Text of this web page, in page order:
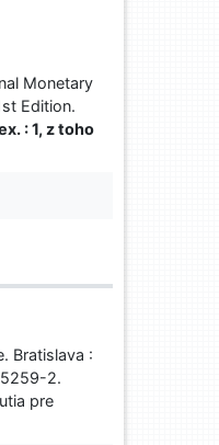
Monetary
Edition.
: 1, z toho
Bratislava :
2.
pre